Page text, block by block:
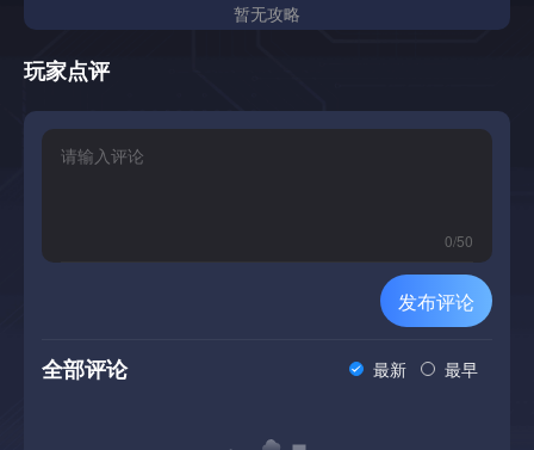
暂无攻略
玩家点评
0/50
发布评论
全部评论 最新 最早